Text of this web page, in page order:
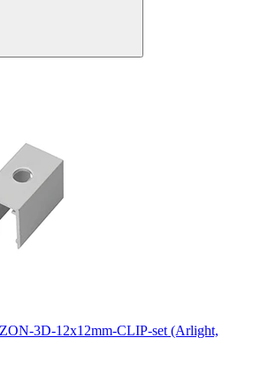
3D-12x12mm-CLIP-set (Arlight,